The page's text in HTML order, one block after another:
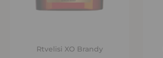
Rtvelisi XO Brandy